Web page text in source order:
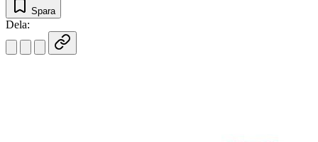
Spara
Dela: